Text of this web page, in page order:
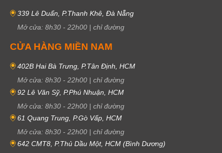
339 Lê Duẩn, P.Thanh Khê, Đà Nẵng
Mở cửa: 8h30 - 22h00 | chỉ đường
CỬA HÀNG MIỀN NAM
402B Hai Bà Trưng, P.Tân Định, HCM
Mở cửa: 8h30 - 22h00 | chỉ đường
92 Lê Văn Sỹ, P.Phú Nhuận, HCM
Mở cửa: 8h30 - 22h00 | chỉ đường
61 Quang Trung, P.Gò Vấp, HCM
Mở cửa: 8h30 - 22h00 | chỉ đường
642 CMT8, P.Thủ Dầu Một, HCM (Bình Dương)